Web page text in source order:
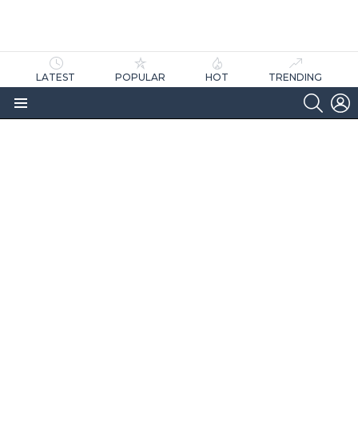
LATEST POPULAR HOT TRENDING
Menu